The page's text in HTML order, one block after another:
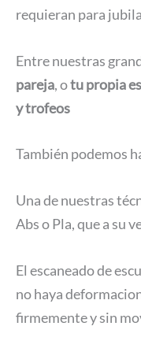
requieran para
Entre nuestras
pareja, otu propia
y trofeos
También podemos
Una de nuestras
Abs o Pla, que a su
El escaneado de
no haya
firmemente y sin